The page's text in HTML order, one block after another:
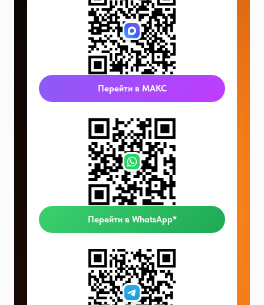
Перейти в МАКС
Перейти в WhatsApp*